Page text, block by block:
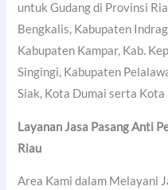
untuk Gudang di Provinsi
Bengkalis, Kabupaten
Kabupaten Kampar, Kab.
Singingi, Kabupaten
Siak, Kota Dumai serta Kota
Layanan Jasa Pasang Anti
Riau
Area Kami dalam Melayani